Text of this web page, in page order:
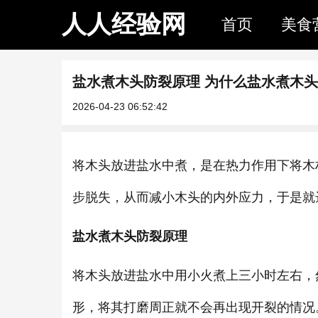
人人经验网 首页 美食
盐水煮木头防裂原理 为什么盐水煮木
2026-04-23 06:52:42
将木头放进盐水中煮，是在热力作用下将
步脱失，从而减小木头的内外应力，于是
盐水煮木头防裂原理
将木头放进盐水中用小火煮上三小时左右
形，将其打磨周正就不会再出现开裂的情